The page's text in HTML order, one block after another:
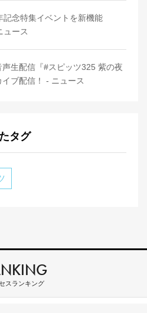
記念特集イベントを新機能
ュース
生配信『#スピッツ325 紫の夜
ブ配信！ - ニュース
タグ
スランキング